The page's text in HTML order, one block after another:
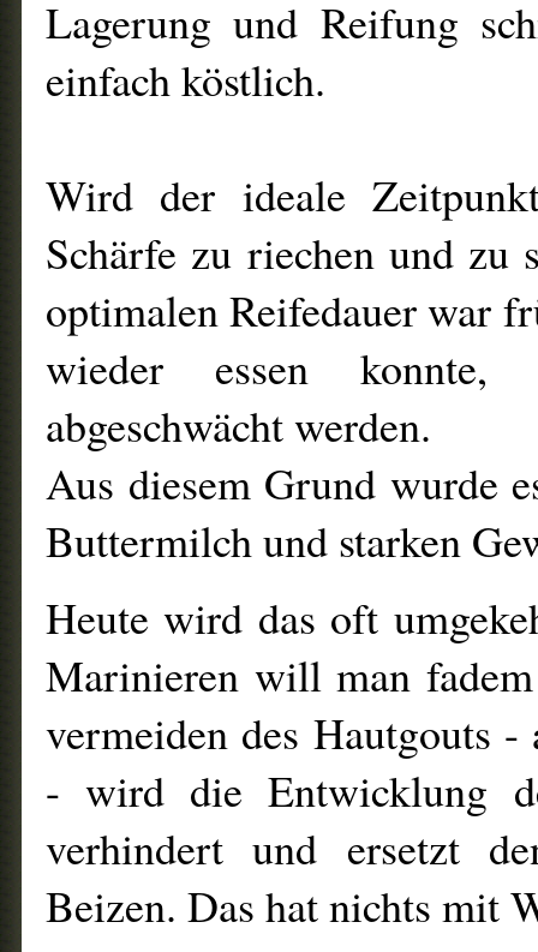
Lagerung und Reifung
einfach köstlich.
Wird der ideale
Schärfe zu riechen und zu
optimalen Reifedauer war
wieder essen konnte,
abgeschwächt werden.
Aus diesem Grund wurde
Buttermilch und starken
Heute wird das oft
Marinieren will man
vermeiden des Hautgouts
- wird die Entwicklung
verhindert und ersetzt
Beizen. Das hat nichts mit